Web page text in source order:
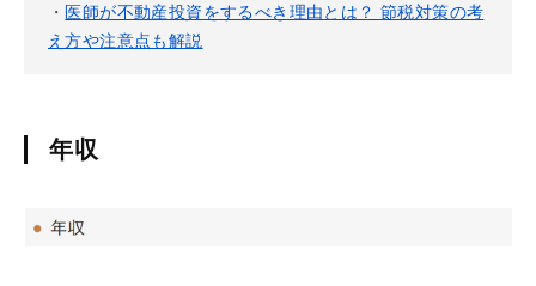
・ 医師が不動産投資をするべき理由とは？ 節税対策の考
え方や注意点も解説
年収